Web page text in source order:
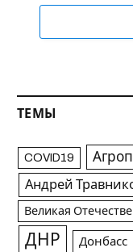
ТЕМЫ
COVID19
Андрей
Великая
ДНР Донбасс